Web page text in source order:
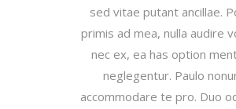
sed vitae putant ancillae.
primis ad mea, nulla audire
nec ex, ea has option
neglegentur. Paulo
accommodare te pro. Duo